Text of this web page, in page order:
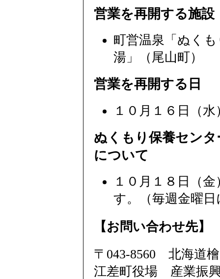
営業を再開する施設
町営温泉「ぬく
湯」（尾山町）
営業を再開する日
１０月１６日（水
ぬくもり保養セン
について
１０月１８日（
す。（毎週金曜日
【お問い合わせ先】
〒043-8560 北海道
江差町役場 産業振